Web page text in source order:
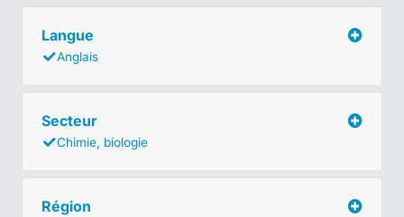
Langue
Anglais
Secteur
Chimie, biologie
Région